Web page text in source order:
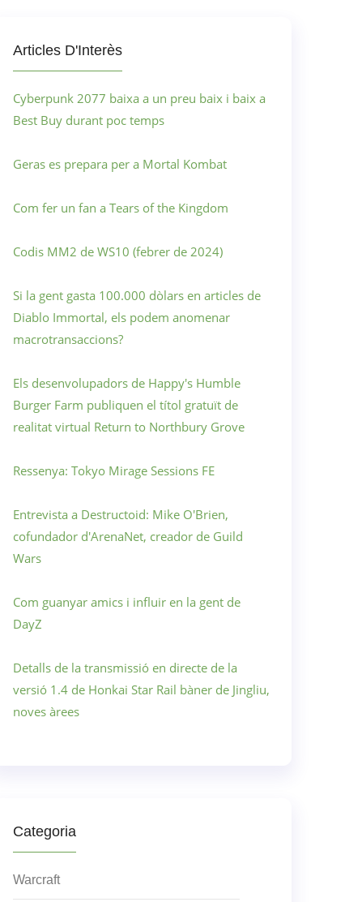
Articles D'Interès
Cyberpunk 2077 baixa a un preu baix i baix a
Best Buy durant poc temps
Geras es prepara per a Mortal Kombat
Com fer un fan a Tears of the Kingdom
Codis MM2 de WS10 (febrer de 2024)
Si la gent gasta 100.000 dòlars en articles de
Diablo Immortal, els podem anomenar
macrotransaccions?
Els desenvolupadors de Happy's Humble
Burger Farm publiquen el títol gratuït de
realitat virtual Return to Northbury Grove
Ressenya: Tokyo Mirage Sessions FE
Entrevista a Destructoid: Mike O'Brien,
cofundador d'ArenaNet, creador de Guild
Wars
Com guanyar amics i influir en la gent de
DayZ
Detalls de la transmissió en directe de la
versió 1.4 de Honkai Star Rail bàner de Jingliu,
noves àrees
Categoria
Warcraft